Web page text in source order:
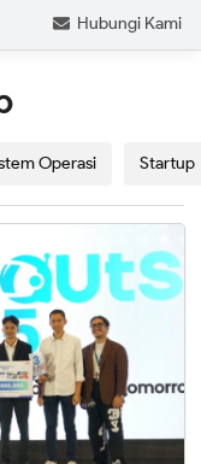
Hubungi Kami
Operasi Startup